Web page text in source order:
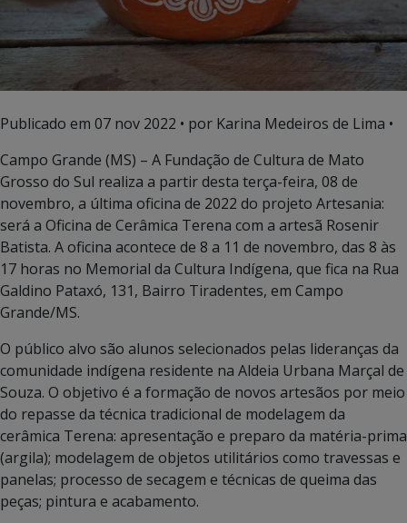
Publicado em 07 nov 2022 • por Karina Medeiros de Lima •
Campo Grande (MS) – A Fundação de Cultura de Mato
Grosso do Sul realiza a partir desta terça-feira, 08 de
novembro, a última oficina de 2022 do projeto Artesania:
será a Oficina de Cerâmica Terena com a artesã Rosenir
Batista. A oficina acontece de 8 a 11 de novembro, das 8 às
17 horas no Memorial da Cultura Indígena, que fica na Rua
Galdino Pataxó, 131, Bairro Tiradentes, em Campo
Grande/MS.
O público alvo são alunos selecionados pelas lideranças da
comunidade indígena residente na Aldeia Urbana Marçal de
Souza. O objetivo é a formação de novos artesãos por meio
do repasse da técnica tradicional de modelagem da
cerâmica Terena: apresentação e preparo da matéria-prima
(argila); modelagem de objetos utilitários como travessas e
panelas; processo de secagem e técnicas de queima das
peças; pintura e acabamento.